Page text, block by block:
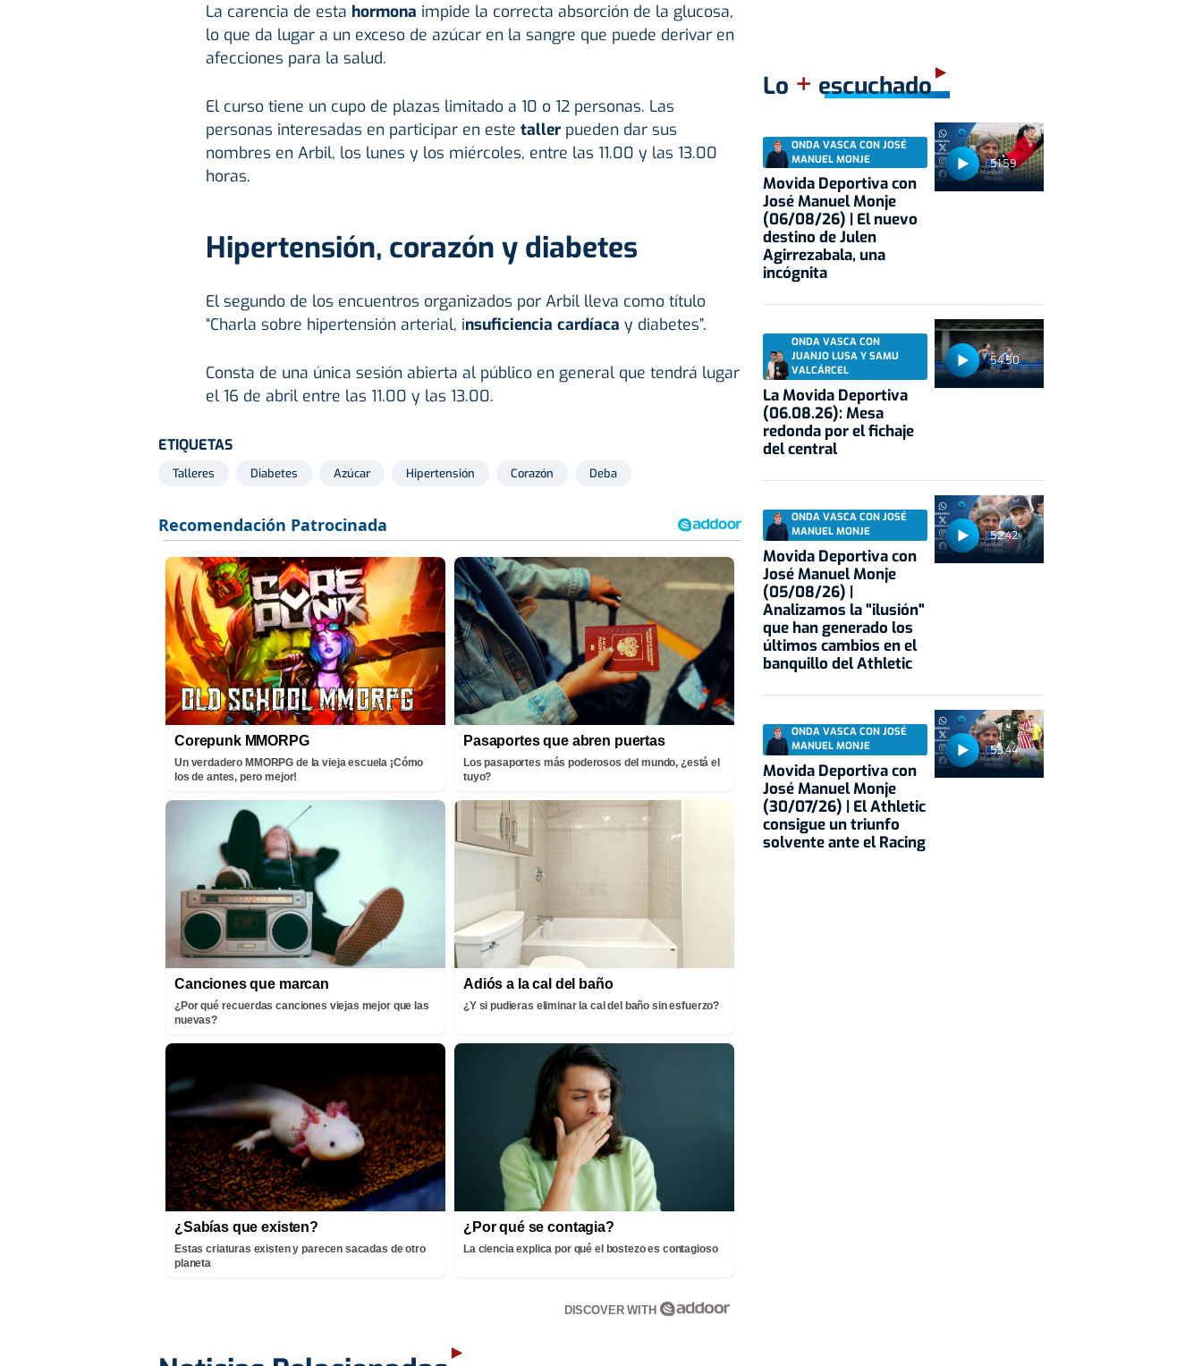
La carencia de esta hormona impide la correcta absorción de la glucosa,
lo que da lugar a un exceso de azúcar en la sangre que puede derivar en
afecciones para la salud.
El curso tiene un cupo de plazas limitado a 10 o 12 personas. Las
personas interesadas en participar en este tallerpueden dar sus
nombres en Arbil, los lunes y los miércoles, entre las 11.00 y las 13.00
horas.
Hipertensión, corazón y diabetes
El segundo de los encuentros organizados por Arbil lleva como título
“Charla sobre hipertensión arterial, insuficiencia cardíaca y diabetes”.
Consta de una única sesión abierta al público en general que tendrá lugar
el 16 de abril entre las 11.00 y las 13.00.
ETIQUETAS
Talleres Diabetes Azúcar Hipertensión Corazón Deba
Corepunk MMORPG
Un verdadero MMORPG de la vieja escuela ¡Cómo
los de antes, pero mejor!
Pasaportes que abren puertas
Los pasaportes más poderosos del mundo, ¿está el
tuyo?
Canciones que marcan
¿Por qué recuerdas canciones viejas mejor que las
nuevas?
Adiós a la cal del baño
¿Y si pudieras eliminar la cal del baño sin esfuerzo?
¿Sabías que existen?
Estas criaturas existen y parecen sacadas de otro
planeta
¿Por qué se contagia?
La ciencia explica por qué el bostezo es contagioso
DISCOVER WITH
Lo + escuchado
51:59
ONDA VASCA CON JOSÉ
MANUEL MONJE
Movida Deportiva con
José Manuel Monje
(06/08/26) | El nuevo
destino de Julen
Agirrezabala, una
incógnita
54:50
ONDA VASCA CON
JUANJO LUSA Y SAMU
VALCÁRCEL
La Movida Deportiva
(06.08.26): Mesa
redonda por el fichaje
del central
52:42
ONDA VASCA CON JOSÉ
MANUEL MONJE
Movida Deportiva con
José Manuel Monje
(05/08/26) |
Analizamos la "ilusión"
que han generado los
últimos cambios en el
banquillo del Athletic
53:44
ONDA VASCA CON JOSÉ
MANUEL MONJE
Movida Deportiva con
José Manuel Monje
(30/07/26) | El Athletic
consigue un triunfo
solvente ante el Racing